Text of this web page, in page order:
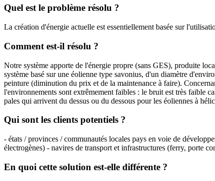
Quel est le problème résolu ?
La création d'énergie actuelle est essentiellement basée sur
Comment est-il résolu ?
Notre système apporte de l'énergie propre (sans GES), produite
système basé sur une éolienne type savonius, d'un diamètre
peinture (diminution du prix et de la maintenance à faire).
l'environnements sont extrêmement faibles : le bruit est très faible
pales qui arrivent du dessus ou du dessous pour les éoliennes à
Qui sont les clients potentiels ?
- états / provinces / communautés locales pays en voie de
électrogènes) - navires de transport et infrastructures (ferry, porte
En quoi cette solution est-elle différente ?